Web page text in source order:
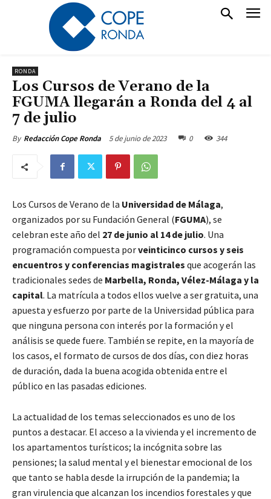
RONDA
Los Cursos de Verano de la
FGUMA llegarán a Ronda del 4 al
7 de julio
By Redacción Cope Ronda 5 de junio de 2023 0 344
Los Cursos de Verano de la Universidad de Málaga,
organizados por su Fundación General (FGUMA), se
celebran este año del 27 de junio al 14 de julio. Una
programación compuesta porveinticinco cursos y seis
encuentros y conferencias magistrales que acogerán las
tradicionales sedes de Marbella, Ronda, Vélez-Málaga y la
capital. La matrícula a todos ellos vuelve a ser gratuita, una
apuesta y esfuerzo por parte de la Universidad pública para
que ninguna persona con interés por la formación y el
análisis se quede fuere. También se repite, en la mayoría de
los casos, el formato de cursos de dos días, con diez horas
de duración, dada la buena acogida obtenida entre el
público en las pasadas ediciones.
La actualidad de los temas seleccionados es uno de los
puntos a destacar. El acceso a la vivienda y el incremento de
los apartamentos turísticos; la incógnita sobre las
pensiones; la salud mental y el bienestar emocional de los
que tanto se habla desde la irrupción de la pandemia; la
gran virulencia que alcanzan los incendios forestales y que